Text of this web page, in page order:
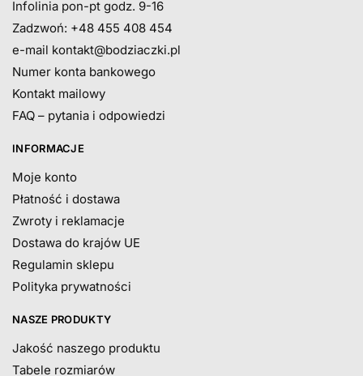
Infolinia pon-pt godz. 9-16
Zadzwoń: +48 455 408 454
e-mail kontakt@bodziaczki.pl
Numer konta bankowego
Kontakt mailowy
FAQ – pytania i odpowiedzi
INFORMACJE
Moje konto
Płatność i dostawa
Zwroty i reklamacje
Dostawa do krajów UE
Regulamin sklepu
Polityka prywatności
NASZE PRODUKTY
Jakość naszego produktu
Tabele rozmiarów